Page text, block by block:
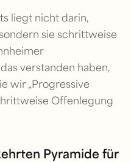
liegt nicht darin,
sie schrittweise
verstanden haben,
wir „Progressive
Offenlegung
Pyramide für